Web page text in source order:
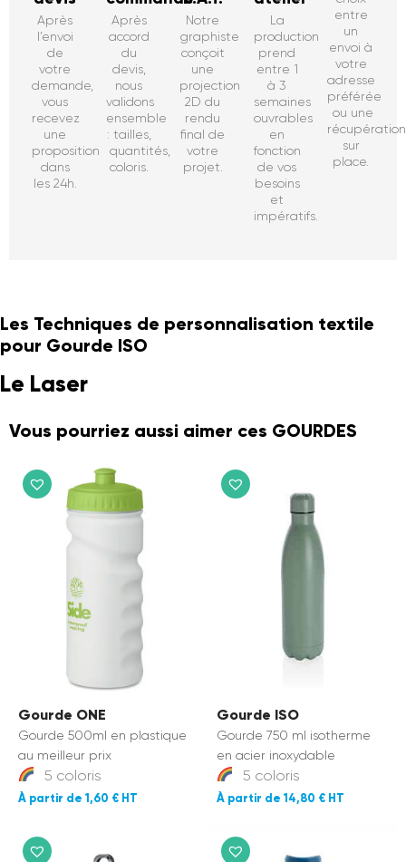
Après
l’envoi
de
votre
demande,
vous
recevez
une
proposition
dans
les 24h.
Après
accord
du
devis,
nous
validons
ensemble
: tailles,
quantités,
coloris.
Notre
graphiste
conçoit
une
projection
2D du
rendu
final de
votre
projet.
La
production
prend
entre 1
à 3
semaines
ouvrables
en
fonction
de vos
besoins
et
impératifs.
entre
un
envoi à
votre
adresse
préférée
ou une
récupération
sur
place.
Les Techniques de personnalisation textile
pour Gourde ISO
Le Laser
Vous pourriez aussi aimer ces GOURDES
Gourde ONE
Gourde 500ml en plastique
au meilleur prix
5 coloris
1,60 €
Gourde ISO
Gourde 750 ml isotherme
en acier inoxydable
5 coloris
14,80 €